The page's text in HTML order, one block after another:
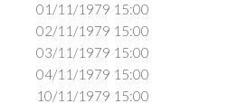
01/11/1979 15:00
02/11/1979 15:00
03/11/1979 15:00
04/11/1979 15:00
10/11/1979 15:00